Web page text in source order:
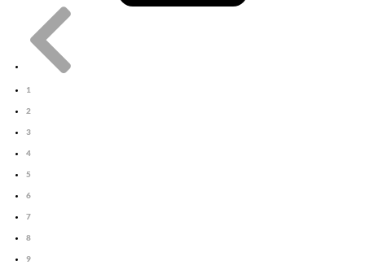

1
2
3
4
5
6
7
8
9